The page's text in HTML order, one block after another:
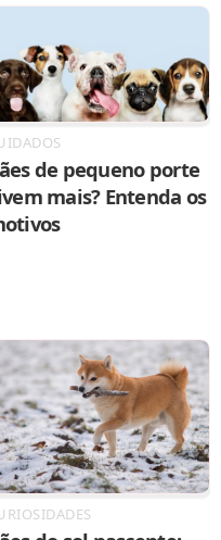
de pequeno porte
mais? Entenda os